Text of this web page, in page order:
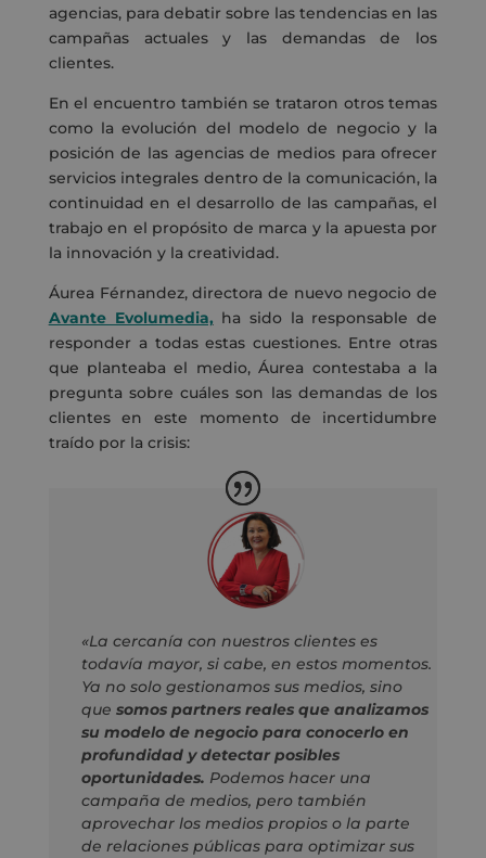
agencias, para debatir sobre las tendencias en las
campañas actuales y las demandas de los
clientes.
En el encuentro también se trataron otros temas
como la evolución del modelo de negocio y la
posición de las agencias de medios para ofrecer
servicios integrales dentro de la comunicación, la
continuidad en el desarrollo de las campañas, el
trabajo en el propósito de marca y la apuesta por
la innovación y la creatividad.
Áurea Férnandez, directora de nuevo negocio de
Avante Evolumedia, ha sido la responsable de
responder a todas estas cuestiones. Entre otras
que planteaba el medio, Áurea contestaba a la
pregunta sobre cuáles son las demandas de los
clientes en este momento de incertidumbre
traído por la crisis:
«La cercanía con nuestros clientes es
todavía mayor, si cabe, en estos momentos.
Ya no solo gestionamos sus medios, sino
que somos partners reales que analizamos
su modelo de negocio para conocerlo en
profundidad y detectar posibles
oportunidades. Podemos hacer una
campaña de medios, pero también
aprovechar los medios propios o la parte
de relaciones públicas para optimizar sus